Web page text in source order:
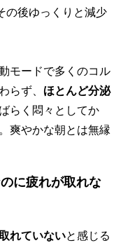
の後ゆっくりと減少
モードで多くのコル
らず、 ほとんど分泌
らく悶々としてか
爽やかな朝とは無縁
に疲れが取れな
れていないと感じる